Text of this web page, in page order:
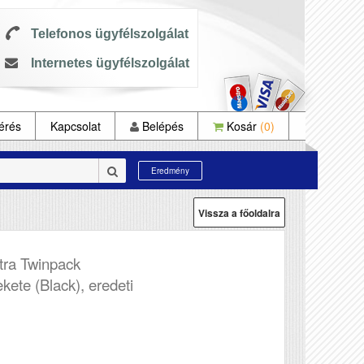
Telefonos ügyfélszolgálat
Internetes ügyfélszolgálat
Kapcsolat Belépés Kosár (0)
Eredmény
Vissza a főoldalra
Twinpack
(Black), eredeti